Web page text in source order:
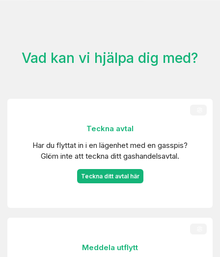
Vad kan vi hjälpa dig med?
Teckna avtal
Har du flyttat in i en lägenhet med en gasspis?
Glöm inte att teckna ditt gashandelsavtal.
Teckna ditt avtal här
Meddela utflytt